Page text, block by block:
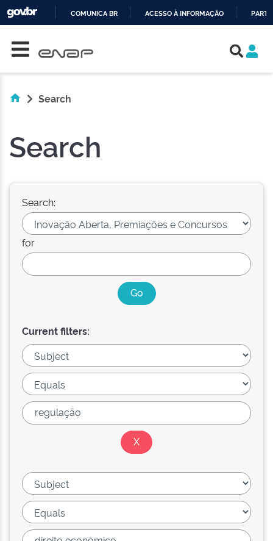
COMUNICA BR ACESSO À INFORMAÇÃO
Search
Search
Search:
for
Current filters: